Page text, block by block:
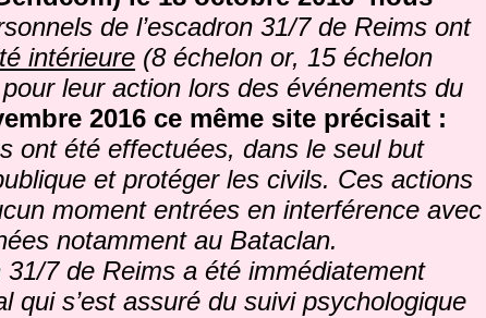
de l’escadron 31/7 de Reims ont
intérieure (8 échelon or, 15 échelon
leur action lors des événements du
2016 ce même site précisait :
ont été effectuées, dans le seul but
et protéger les civils. Ces actions
moment entrées en interférence avec
notamment au Bataclan.
31/7 de Reims a été immédiatement
qui s’est assuré du suivi psychologique